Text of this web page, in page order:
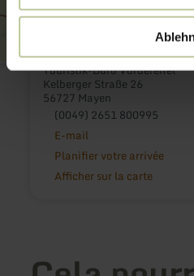
Touristik-Büro Vordereifel
Kelberger Straße 26
56727 Mayen
(0049) 2651 800995
E-mail
Planifier votre arrivée
Afficher sur la carte